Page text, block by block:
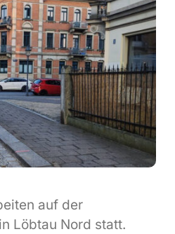
auf der
Löbtau Nord statt.